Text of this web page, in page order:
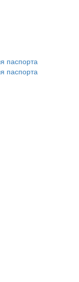
паспорта
паспорта